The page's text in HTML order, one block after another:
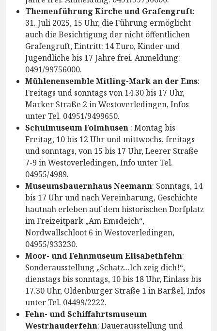
Themenführung Kirche und Grafengruft:
31. Juli 2025, 15 Uhr, die Führung ermöglicht
auch die Besichtigung der nicht öffentlichen
Grafengruft, Eintritt: 14 Euro, Kinder und
Jugendliche bis 17 Jahre frei. Anmeldung:
0491/99756000.
Mühlenensemble Mitling-Mark an der Ems:
Freitags und sonntags von 14.30 bis 17 Uhr,
Marker Straße 2 in Westoverledingen, Infos
unter Tel. 04951/9499650.
Schulmuseum Folmhusen : Montag bis
Freitag, 10 bis 12 Uhr und mittwochs, freitags
und sonntags, von 15 bis 17 Uhr, Leerer Straße
7-9 in Westoverledingen, Info unter Tel.
04955/4989.
Museumsbauernhaus Neemann: Sonntags, 14
bis 17 Uhr und nach Vereinbarung, Geschichte
hautnah erleben auf dem historischen Dorfplatz
im Freizeitpark „Am Emsdeich“,
Nordwallschloot 6 in Westoverledingen,
04955/933230.
Moor- und Fehnmuseum Elisabethfehn:
Sonderausstellung „Schatz...Ich zeig dich!“,
dienstags bis sonntags, 10 bis 18 Uhr, Einlass bis
17.30 Uhr, Oldenburger Straße 1 in Barßel, Infos
unter Tel. 04499/2222.
Fehn- und Schiffahrtsmuseum
Westrhauderfehn: Dauerausstellung und